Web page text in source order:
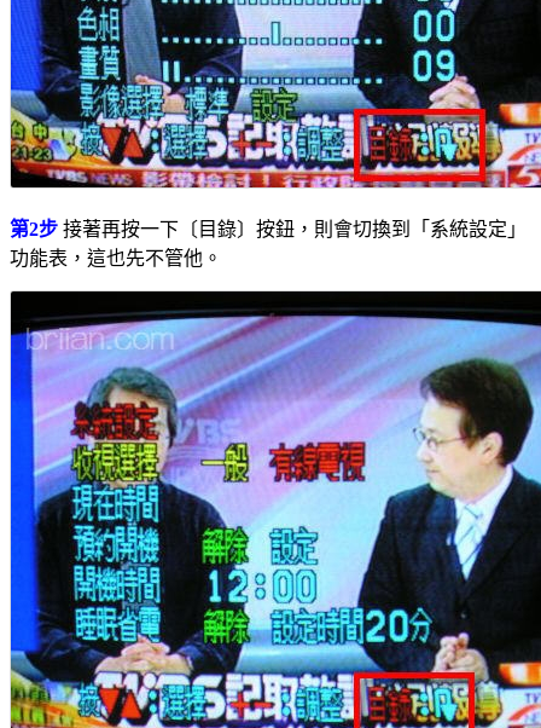
第2步 接著再按一下〔目錄〕按鈕，則會切換到「系統設定」
功能表，這也先不管他。